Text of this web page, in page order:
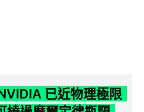
已近物理極限